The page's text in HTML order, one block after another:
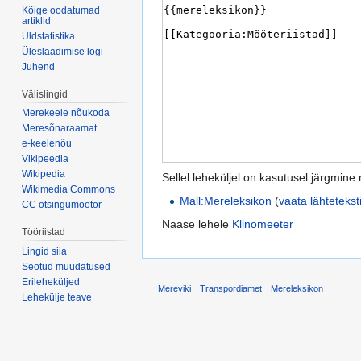
Sellel leheküljel on kasutusel järgmine
Mall:Mereleksikon (vaata
Naase lehele Klinomeeter
Kõige oodatumad
artiklid
Üldstatistika
Üleslaadimise logi
Juhend
Välislingid
Merekeele nõukoda
Meresõnaraamat
e-keelenõu
Vikipeedia
Wikipedia
Wikimedia Commons
CC otsingumootor
Tööriistad
Lingid siia
Seotud muudatused
Erileheküljed
Lehekülje teave
Mereviki Transpordiamet Mereleksikon